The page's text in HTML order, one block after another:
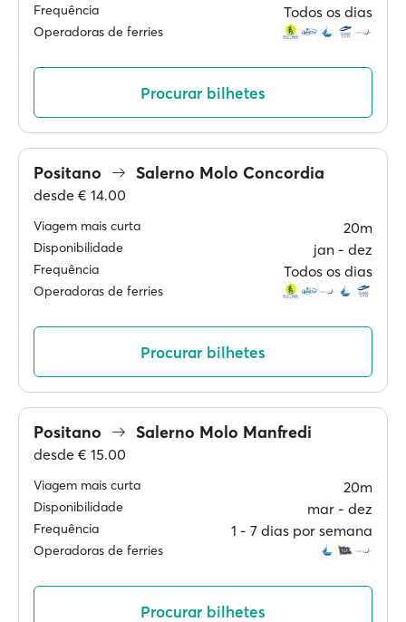
Frequência Todos os dias
Operadoras de ferries
Procurar bilhetes
Positano Salerno Molo Concordia
desde € 14.00
Viagem mais curta 20m
Disponibilidade jan ‐ dez
Frequência Todos os dias
Operadoras de ferries
Procurar bilhetes
Positano Salerno Molo Manfredi
desde € 15.00
Viagem mais curta 20m
Disponibilidade mar ‐ dez
Frequência 1 ‐ 7 dias por semana
Operadoras de ferries
Procurar bilhetes